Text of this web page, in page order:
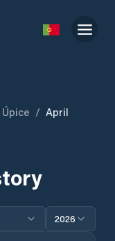
Úpice / April
2026